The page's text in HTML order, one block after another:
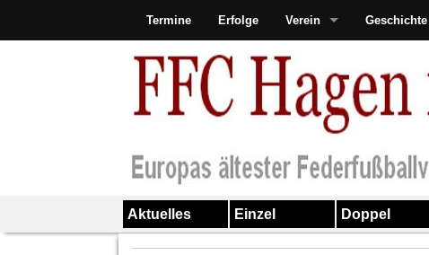
Termine Erfolge Verein Geschichte
Aktuelles Einzel Doppel